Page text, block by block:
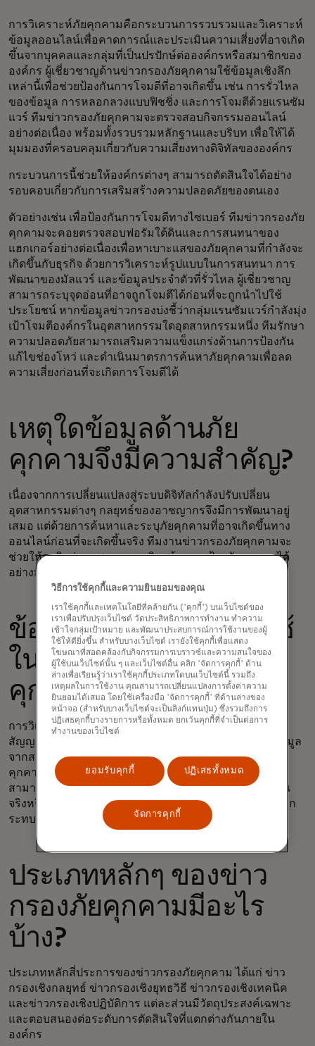
การวิเคราะห์ภัยคุกคามคือกระบวนการรวบรวมและวิเคราะห์
ข้อมูลออนไลน์เพื่อคาดการณ์และประเมินความเสี่ยงที่อาจเกิด
ขึ้นจากบุคคลและกลุ่มที่เป็นปรปักษ์ต่อองค์กรหรือสมาชิกของ
องค์กร ผู้เชี่ยวชาญด้านข่าวกรองภัยคุกคามใช้ข้อมูลเชิงลึก
เหล่านี้เพื่อช่วยป้องกันการโจมตีที่อาจเกิดขึ้น เช่น การรั่วไหล
ของข้อมูล การหลอกลวงแบบฟิชชิ่ง และการโจมตีด้วยแรนซัม
แวร์ ทีมข่าวกรองภัยคุกคามจะตรวจสอบกิจกรรมออนไลน์
อย่างต่อเนื่อง พร้อมทั้งรวบรวมหลักฐานและบริบท เพื่อให้ได้
มุมมองที่ครอบคลุมเกี่ยวกับความเสี่ยงทางดิจิทัลขององค์กร
กระบวนการนี้ช่วยให้องค์กรต่างๆ สามารถตัดสินใจได้อย่าง
รอบคอบเกี่ยวกับการเสริมสร้างความปลอดภัยของตนเอง
ตัวอย่างเช่น เพื่อป้องกันการโจมตีทางไซเบอร์ ทีมข่าวกรองภัย
คุกคามจะคอยตรวจสอบฟอรัมใต้ดินและการสนทนาของ
แฮกเกอร์อย่างต่อเนื่องเพื่อหาเบาะแสของภัยคุกคามที่กำลังจะ
เกิดขึ้นกับธุรกิจ ด้วยการวิเคราะห์รูปแบบในการสนทนา การ
พัฒนาของมัลแวร์ และข้อมูลประจำตัวที่รั่วไหล ผู้เชี่ยวชาญ
สามารถระบุจุดอ่อนที่อาจถูกโจมตีได้ก่อนที่จะถูกนำไปใช้
ประโยชน์ หากข้อมูลข่าวกรองบ่งชี้ว่ากลุ่มแรนซัมแวร์กำลังมุ่ง
เป้าโจมตีองค์กรในอุตสาหกรรมใดอุตสาหกรรมหนึ่ง ทีมรักษา
ความปลอดภัยสามารถเสริมความแข็งแกร่งด้านการป้องกัน
แก้ไขช่องโหว่ และดำเนินมาตรการค้นหาภัยคุกคามเพื่อลด
ความเสี่ยงก่อนที่จะเกิดการโจมตีได้
เหตุใดข้อมูลด้านภัย
คุกคามจึงมีความสำคัญ?
เนื่องจากการเปลี่ยนแปลงสู่ระบบดิจิทัลกำลังปรับเปลี่ยน
อุตสาหกรรมต่างๆ กลยุทธ์ของอาชญากรจึงมีการพัฒนาอยู่
เสมอ แต่ด้วยการค้นหาและระบุภัยคุกคามที่อาจเกิดขึ้นทาง
ออนไลน์ก่อนที่จะเกิดขึ้นจริง ทีมงานข่าวกรองภัยคุกคามจะ
ช่วยให้ธุรกิจต่างๆ สามารถเสริมสร้างการป้องกันของตนได้
อย่างมีประสิทธิภาพมากขึ้น
ข้อมูลประเภทใดบ้างที่ใช้
ในงานข่าวกรองภัย
คุกคาม?
การวิเคราะห์ภัยคุกคามใช้แหล่งข้อมูลที่หลากหลาย ตั้งแต่
สัญญาณที่เปิดเผยต่อสาธารณะบนอินเทอร์เน็ต ไปจนถึงข้อมูล
จากสถานที่ที่เข้าถึงได้ยากกว่า และมักถูกใช้โดยผู้ก่อภัย
คุกคามทางไซเบอร์ ผู้เชี่ยวชาญด้านข่าวกรองภัยคุกคาม
สามารถใช้ข้อมูลดังกล่าวเพื่อพิจารณาว่าภัยคุกคามนั้นเป็น
จริงหรือไม่ และหากเป็นจริง ก็จะหาวิธีที่ดีที่สุดในการลดผลก
ระทบจากภัยคุกคามนั้น
ประเภทหลักๆ ของข่าว
กรองภัยคุกคามมีอะไร
บ้าง?
ประเภทหลักสี่ประการของข่าวกรองภัยคุกคาม ได้แก่ ข่าว
กรองเชิงกลยุทธ์ ข่าวกรองเชิงยุทธวิธี ข่าวกรองเชิงเทคนิค
และข่าวกรองเชิงปฏิบัติการ แต่ละส่วนมีวัตถุประสงค์เฉพาะ
และตอบสนองต่อระดับการตัดสินใจที่แตกต่างกันภายใน
องค์กร
วิธีการใช้คุกกี้และความยินยอมของคุณ
เราใช้คุกกี้และเทคโนโลยีที่คล้ายกัน ('คุกกี้') บนเว็บไซต์ของ
เราเพื่อปรับปรุงเว็บไซต์ วัดประสิทธิภาพการทำงาน ทำความ
เข้าใจกลุ่มเป้าหมาย และพัฒนาประสบการณ์การใช้งานของผู้
ใช้ให้ดียิ่งขึ้น สำหรับบางเว็บไซต์ เรายังใช้คุกกี้เพื่อแสดง
โฆษณาที่สอดคล้องกับกิจกรรมการเบราวซ์และความสนใจของ
ผู้ใช้บนเว็บไซต์นั้น ๆ และเว็บไซต์อื่น คลิก 'จัดการคุกกี้' ด้าน
ล่างเพื่อเรียนรู้ว่าเราใช้คุกกี้ประเภทใดบนเว็บไซต์นี้ รวมถึง
เหตุผลในการใช้งาน คุณสามารถเปลี่ยนแปลงการตั้งค่าความ
ยินยอมได้เสมอ โดยใช้เครื่องมือ 'จัดการคุกกี้' ที่ด้านล่างของ
หน้าจอ (สำหรับบางเว็บไซต์จะเป็นลิงก์แทนปุ่ม) ซึ่งรวมถึงการ
ปฏิเสธคุกกี้บางรายการหรือทั้งหมด ยกเว้นคุกกี้ที่จำเป็นต่อการ
ทำงานของเว็บไซต์
ยอมรับคุกกี้ ปฏิเสธทั้งหมด
จัดการคุกกี้